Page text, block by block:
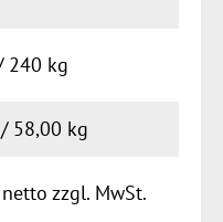
240 kg
58,00 kg
zzgl. MwSt.